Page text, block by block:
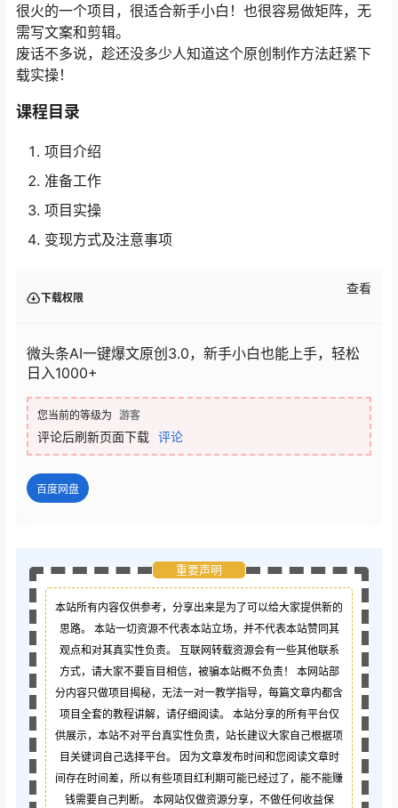
很火的一个项目，很适合新手小白！也很容易做矩阵，无
需写文案和剪辑。
废话不多说，趁还没多少人知道这个原创制作方法赶紧下
载实操！
课程目录
项目介绍
准备工作
项目实操
变现方式及注意事项
下载权限
查看
微头条AI一键爆文原创3.0，新手小白也能上手，轻松
日入1000+
您当前的等级为 游客
评论后刷新页面下载 评论
百度网盘
重要声明
本站所有内容仅供参考，分享出来是为了可以给大家提供新的
思路。 本站一切资源不代表本站立场，并不代表本站赞同其
观点和对其真实性负责。 互联网转载资源会有一些其他联系
方式，请大家不要盲目相信，被骗本站概不负责！ 本网站部
分内容只做项目揭秘，无法一对一教学指导，每篇文章内都含
项目全套的教程讲解，请仔细阅读。 本站分享的所有平台仅
供展示，本站不对平台真实性负责，站长建议大家自己根据项
目关键词自己选择平台。 因为文章发布时间和您阅读文章时
间存在时间差，所以有些项目红利期可能已经过了，能不能赚
钱需要自己判断。 本网站仅做资源分享，不做任何收益保